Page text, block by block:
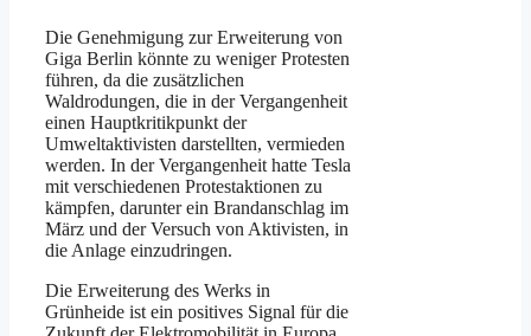
Die Genehmigung zur Erweiterung von
Giga Berlin könnte zu weniger Protesten
führen, da die zusätzlichen
Waldrodungen, die in der Vergangenheit
einen Hauptkritikpunkt der
Umweltaktivisten darstellten, vermieden
werden. In der Vergangenheit hatte Tesla
mit verschiedenen Protestaktionen zu
kämpfen, darunter ein Brandanschlag im
März und der Versuch von Aktivisten, in
die Anlage einzudringen.
Die Erweiterung des Werks in
Grünheide ist ein positives Signal für die